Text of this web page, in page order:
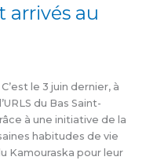
arrivés au
le 3 juin dernier, à
du Bas Saint-
à une initiative de la
habitudes de vie
Kamouraska pour leur